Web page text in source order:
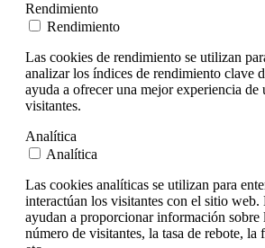
Rendimiento
Rendimiento
Las cookies de rendimiento se utilizan
analizar los índices de rendimiento clave
ayuda a ofrecer una mejor experiencia de
visitantes.
Analítica
Analítica
Las cookies analíticas se utilizan para
interactúan los visitantes con el sitio web.
ayudan a proporcionar información sobre
número de visitantes, la tasa de rebote, la